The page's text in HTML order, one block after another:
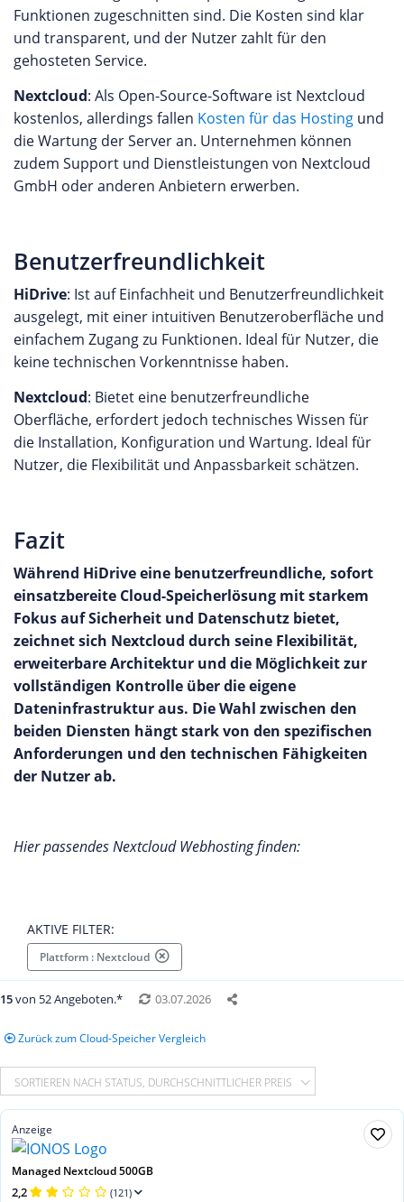
Funktionen zugeschnitten sind. Die Kosten sind klar
und transparent, und der Nutzer zahlt für den
gehosteten Service.
Nextcloud: Als Open-Source-Software ist Nextcloud
kostenlos, allerdings fallen Kosten für das Hosting und
die Wartung der Server an. Unternehmen können
zudem Support und Dienstleistungen von Nextcloud
GmbH oder anderen Anbietern erwerben.
Benutzerfreundlichkeit
HiDrive: Ist auf Einfachheit und Benutzerfreundlichkeit
ausgelegt, mit einer intuitiven Benutzeroberfläche und
einfachem Zugang zu Funktionen. Ideal für Nutzer, die
keine technischen Vorkenntnisse haben.
Nextcloud: Bietet eine benutzerfreundliche
Oberfläche, erfordert jedoch technisches Wissen für
die Installation, Konfiguration und Wartung. Ideal für
Nutzer, die Flexibilität und Anpassbarkeit schätzen.
Fazit
Während HiDrive eine benutzerfreundliche, sofort
einsatzbereite Cloud-Speicherlösung mit starkem
Fokus auf Sicherheit und Datenschutz bietet,
zeichnet sich Nextcloud durch seine Flexibilität,
erweiterbare Architektur und die Möglichkeit zur
vollständigen Kontrolle über die eigene
Dateninfrastruktur aus. Die Wahl zwischen den
beiden Diensten hängt stark von den spezifischen
Anforderungen und den technischen Fähigkeiten
der Nutzer ab.
Hier passendes Nextcloud Webhosting finden:
AKTIVE FILTER:
Plattform : Nextcloud
15von 52 Angeboten.* 03.07.2026
Zurück zum Cloud-Speicher Vergleich
SORTIEREN NACH STATUS, DURCHSCHNITTLICHER PREIS
Anzeige
Managed Nextcloud 500GB
2,2 (121)